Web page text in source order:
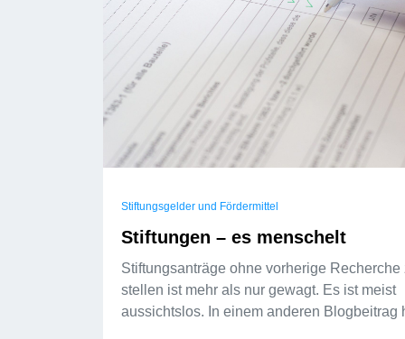
Stiftungsgelder und Fördermittel
Stiftungen – es menschelt
Stiftungsanträge ohne vorherige Recherche
stellen ist mehr als nur gewagt. Es ist meist
aussichtslos. In einem anderen Blogbeitrag